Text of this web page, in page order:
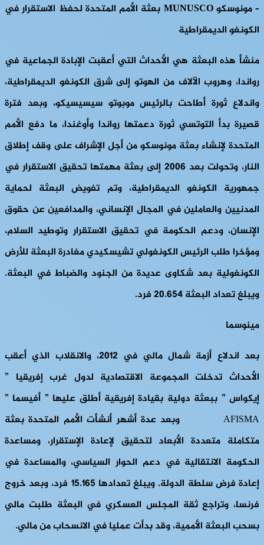
– مونوسكو MUNUSCO بعثة الأمم المتحدة لحفظ الاستقرار في
الكونغو الديمقراطية
منشأ هذه البعثة هي الأحداث التي أعقبت الإبادة الجماعية في
رواندا، وهروب الآلاف من الهوتو إلى شرق الكونغو الديمقراطية،
واندلاع ثورة أطاحت بالرئيس موبوتو سيسيسيكو، وبعد فترة
قصيرة بدأ التوتسي ثورة دعمتها رواندا وأوغندا، ما دفع الأمم
المتحدة لإنشاء بعثة مونوسكو من أجل الإشراف على وقف إطلاق
النار، وتحولت بعد 2006 إلى بعثة مهمتها تحقيق الاستقرار في
جمهورية الكونغو الديمقراطية، وتم تفويض البعثة لحماية
المدنيين والعاملين في المجال الإنساني، والمدافعين عن حقوق
الإنسان، ودعم الحكومة في تحقيق الاستقرار وتوطيد السلام،
ومؤخرا طلب الرئيس الكونغولي تشيسكيدي مغادرة البعثة للأرض
الكونغولية بعد شكاوى عديدة من الجنود والضباط في البعثة.
ويبلغ تعداد البعثة 20.654 فرد.
مينوسما
بعد اندلاع أزمة شمال مالي في 2012، والانقلاب الذي أعقب
الأحداث تدخلت المجموعة الاقتصادية لدول غرب إفريقيا ”
إيكواس ” ببعثة دولية بقيادة إفريقية أطلق عليها ” أفيسما ”
AFISMA وبعد عدة أشهر أنشأت الأمم المتحدة بعثة
متكاملة متعددة الأبعاد لتحقيق لإعادة الإستقرار، ومساعدة
الحكومة الانتقالية في دعم الحوار السياسي، والمساعدة في
إعادة فرض سلطة الدولة. ويبلغ تعدادها 15.165 فرد، وبعد خروج
فرنسا، وتراجع ثقة المجلس العسكري في البعثة طلبت مالي
بسحب البعثة الأممية، وقد بدأت عمليا في الانسحاب من مالي.